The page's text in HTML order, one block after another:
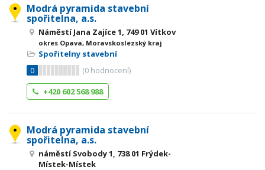
Modrá pyramida stavební
spořitelna, a.s.
Náměstí Jana Zajíce 1, 749 01 Vítkov
okres Opava, Moravskoslezský kraj
Spořitelny stavební
0
(0 hodnocení)
+420 602 568 988
Modrá pyramida stavební
spořitelna, a.s.
náměstí Svobody 1, 738 01 Frýdek-
Místek-Místek